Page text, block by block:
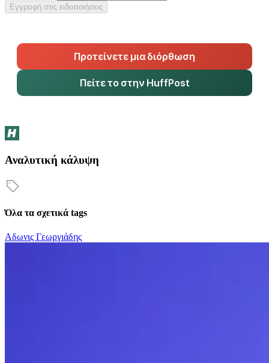
Εγγραφή στις ειδοποιήσεις
Προτείνετε μια διόρθωση
Πείτε το στην HuffPost
Αναλυτική κάλυψη
Όλα τα σχετικά tags
Αδωνις Γεωργιάδης